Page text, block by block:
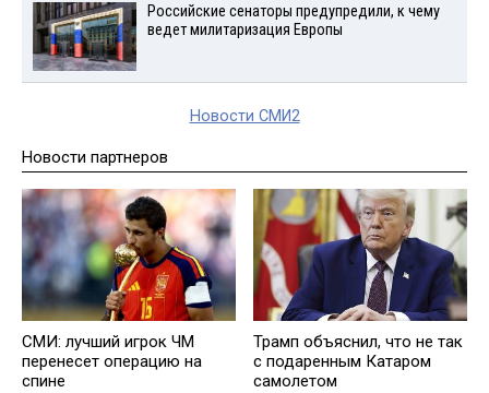
Российские сенаторы предупредили, к чему
ведет милитаризация Европы
Новости СМИ2
Новости партнеров
СМИ: лучший игрок ЧМ
перенесет операцию на
спине
Трамп объяснил, что не так
с подаренным Катаром
самолетом